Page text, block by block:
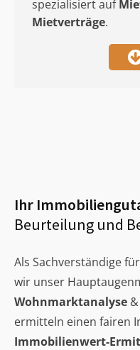
spezialisiert auf
Mietverträge.
Ihr
Beurteilung und
Als Sachverständige
wir unser
Wohnmarktanalyse &
ermitteln einen fairen
Immobilienwert-